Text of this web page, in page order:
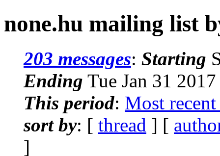
none.hu mailing list
203 messages: Starting
Ending Tue Jan 31
This period: Most recent
sort by: [ thread ] [
]